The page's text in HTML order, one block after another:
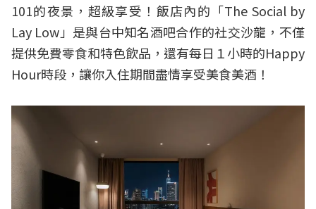
101的夜景，超級享受！飯店內的「The Social by
Lay Low」是與台中知名酒吧合作的社交沙龍，不僅
提供免費零食和特色飲品，還有每日１小時的Happy
Hour時段，讓你入住期間盡情享受美食美酒！